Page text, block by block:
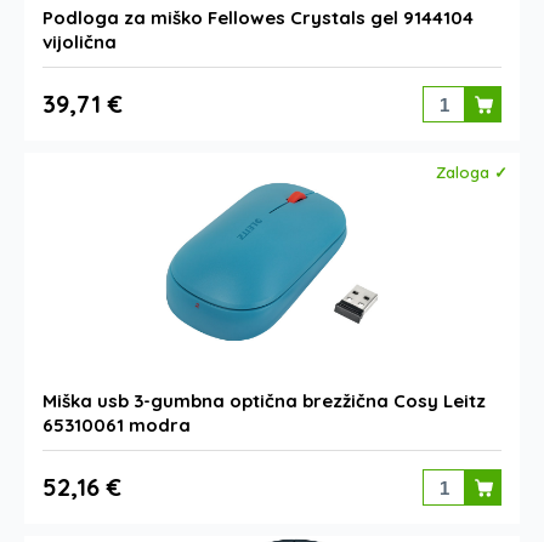
Podloga za miško Fellowes Crystals gel 9144104
vijolična
39,71 €
Zaloga ✓
Miška usb 3-gumbna optična brezžična Cosy Leitz
65310061 modra
52,16 €